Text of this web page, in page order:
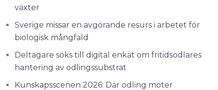
växter
Sverige missar en avgörande resurs i arbetet för
biologisk mångfald
Deltagare söks till digital enkät om fritidsodlares
hantering av odlingssubstrat
Kunskapsscenen 2026: Där odling möter